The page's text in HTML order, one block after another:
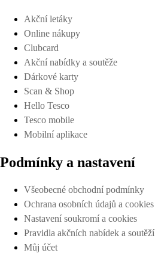
Akční letáky
Online nákupy
Clubcard
Akční nabídky a soutěže
Dárkové karty
Scan & Shop
Hello Tesco
Tesco mobile
Mobilní aplikace
Podmínky a nastavení
Všeobecné obchodní podmínky
Ochrana osobních údajů a cookies
Nastavení soukromí a cookies
Pravidla akčních nabídek a soutěží
Můj účet